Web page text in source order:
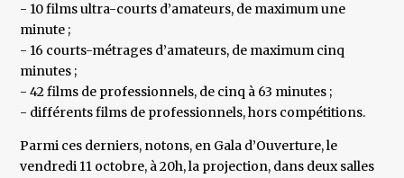
- 10 films ultra-courts d’amateurs, de maximum une
minute ;
- 16 courts-métrages d’amateurs, de maximum cinq
minutes ;
- 42 films de professionnels, de cinq à 63 minutes ;
- différents films de professionnels, hors compétitions.
Parmi ces derniers, notons, en Gala d’Ouverture, le
vendredi 11 octobre, à 20h, la projection, dans deux salles